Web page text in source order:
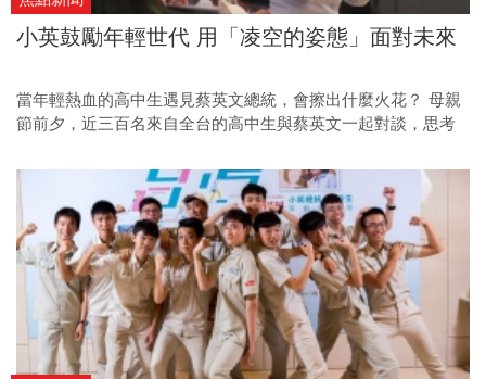
小英鼓勵年輕世代 用「凌空的姿態」面對未來
當年輕熱血的高中生遇見蔡英文總統，會擦出什麼火花？ 母親
節前夕，近三百名來自全台的高中生與蔡英文一起對談，思考